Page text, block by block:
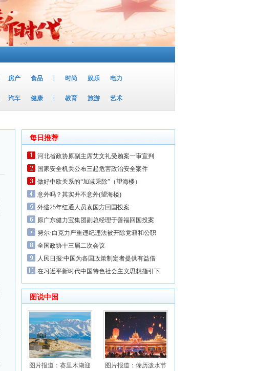
房产 食品 时尚 娱乐 电力
汽车 健康 教育 旅游 艺术
每日推荐
河北省政协原副主席艾文礼受贿案一审宣判
国家安全机关公布三起危害政治安全案件
做好中欧关系的“加减乘除”（望海楼）
意外吗？其实并不意外(望海楼)
外逃25年红通人员袁国方回国投案
原广东健力宝集团副总经理于善福回国投案
努尔·白克力严重违纪违法被开除党籍和公职
全国政协十三届二次会议
人民日报:中国为各国政策制定者提供有益借
在习近平新时代中国特色社会主义思想指引下
图说中国
图片报道：赛里木湖迎 图片报道：傣历泼水节